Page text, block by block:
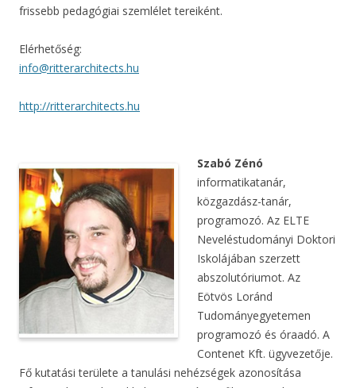
frissebb pedagógiai szemlélet tereiként.
Elérhetőség:
info@ritterarchitects.hu
http://ritterarchitects.hu
Szabó Zénó
informatikatanár,
közgazdász-tanár,
programozó. Az ELTE
Neveléstudományi Doktori
Iskolájában szerzett
abszolutóriumot. Az
Eötvös Loránd
Tudományegyetemen
programozó és óraadó. A
Contenet Kft. ügyvezetője.
Fő kutatási területe a tanulási nehézségek azonosítása